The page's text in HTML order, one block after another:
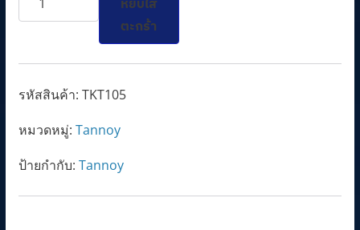
FULL
L/SPEAKER
ตะกร้า
รหัสสินค้า: TKT105
หมวดหมู่: Tannoy
ป้ายกำกับ: Tannoy